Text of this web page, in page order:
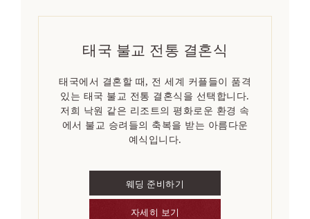
태국 불교 전통 결혼식
태국에서 결혼할 때, 전 세계 커플들이 품격
있는 태국 불교 전통 결혼식을 선택합니다.
저희 낙원 같은 리조트의 평화로운 환경 속
에서 불교 승려들의 축복을 받는 아름다운
예식입니다.
웨딩 준비하기
자세히 보기